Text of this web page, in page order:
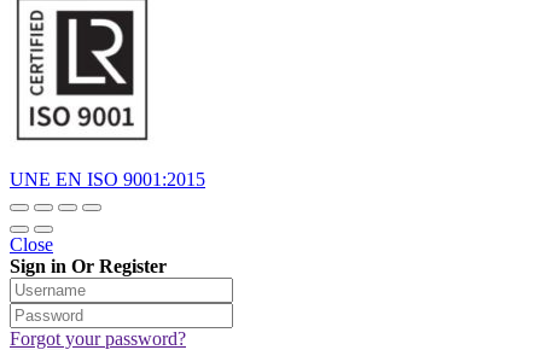
UNE EN ISO 9001:2015
Close
Sign in Or Register
Forgot your password?